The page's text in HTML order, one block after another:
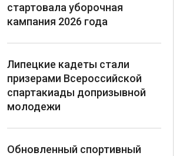
стартовала уборочная
кампания 2026 года
Липецкие кадеты стали
призерами Всероссийской
спартакиады допризывной
молодежи
Обновленный спортивный